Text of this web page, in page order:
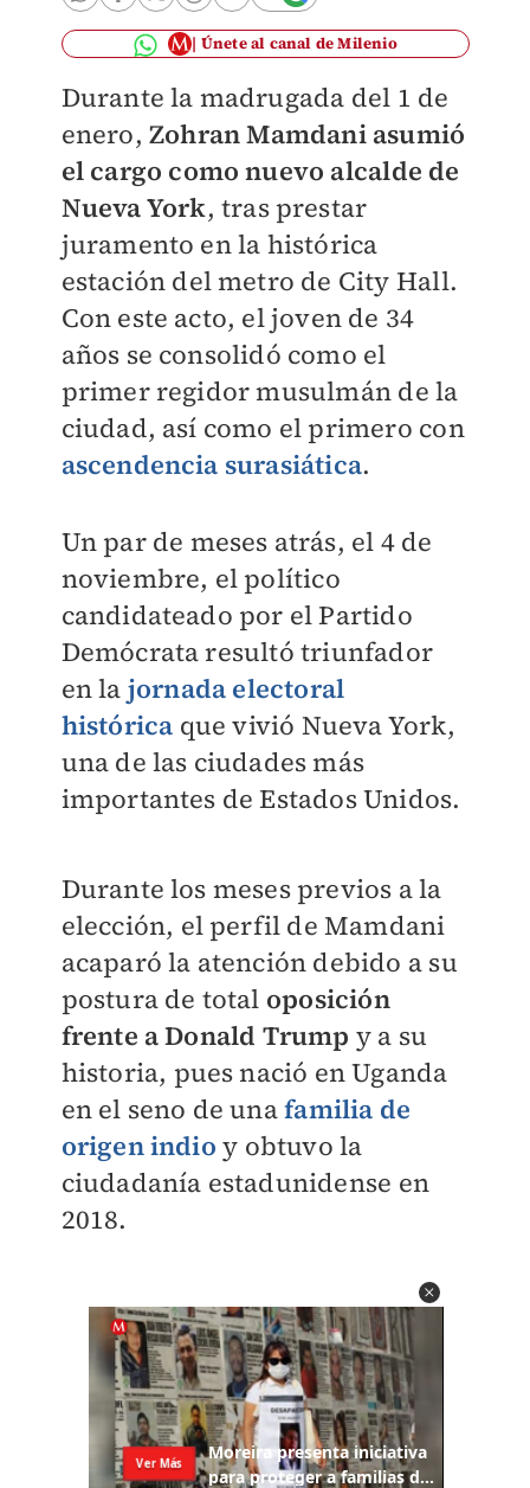
Únete al canal de Milenio
Durante la madrugada del 1 de
enero, Zohran Mamdani asumió
el cargo como nuevo alcalde de
Nueva York, tras prestar
juramento en la histórica
estación del metro de City Hall.
Con este acto, el joven de 34
años se consolidó como el
primer regidor musulmán de la
ciudad, así como el primero con
ascendencia surasiática.
Un par de meses atrás, el 4 de
noviembre, el político
candidateado por el Partido
Demócrata resultó triunfador
en la jornada electoral
histórica que vivió Nueva York,
una de las ciudades más
importantes de Estados Unidos.
Durante los meses previos a la
elección, el perfil de Mamdani
acaparó la atención debido a su
postura de total oposición
frente a Donald Trump y a su
historia, pues nació en Uganda
en el seno de unafamilia de
origen indio y obtuvo la
ciudadanía estadunidense en
2018.